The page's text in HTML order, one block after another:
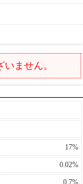
ません。
17%
0.02%